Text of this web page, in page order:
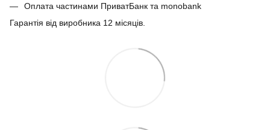
Оплата частинами ПриватБанк та monobank
Гарантія від виробника 12 місяців.